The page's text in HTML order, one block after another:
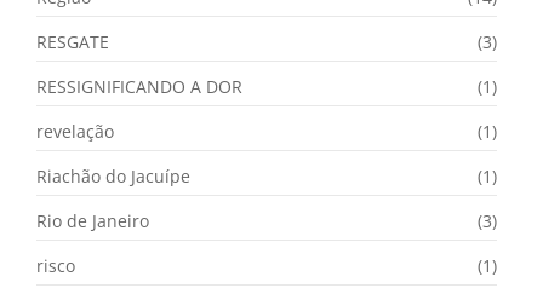
RESGATE
(3)
RESSIGNIFICANDO A DOR
(1)
revelação
(1)
Riachão do Jacuípe
(1)
Rio de Janeiro
(3)
risco
(1)